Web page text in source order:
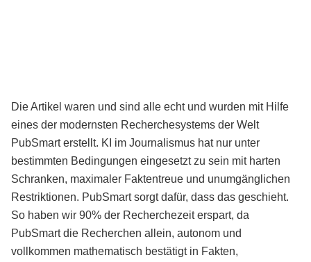
Die Artikel waren und sind alle echt und wurden mit Hilfe
eines der modernsten Recherchesystems der Welt
PubSmart erstellt. KI im Journalismus hat nur unter
bestimmten Bedingungen eingesetzt zu sein mit harten
Schranken, maximaler Faktentreue und unumgänglichen
Restriktionen. PubSmart sorgt dafür, dass das geschieht.
So haben wir 90% der Recherchezeit erspart, da
PubSmart die Recherchen allein, autonom und
vollkommen mathematisch bestätigt in Fakten,